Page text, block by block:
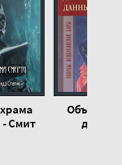
Смит
десяти